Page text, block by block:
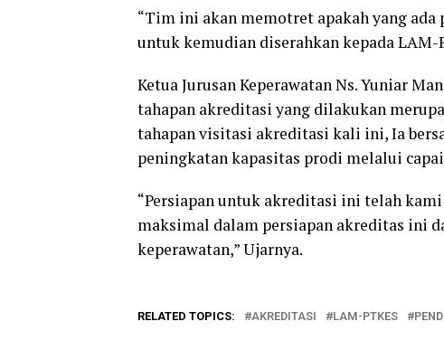
“Tim ini akan memotret apakah yang
untuk kemudian diserahkan kepada
Ketua Jurusan Keperawatan Ns. Yuniar
tahapan akreditasi yang dilakukan
tahapan visitasi akreditasi kali ini, Ia
peningkatan kapasitas prodi melalui
“Persiapan untuk akreditasi ini telah
maksimal dalam persiapan akreditas ini
keperawatan,” Ujarnya.
RELATED TOPICS: AKREDITASI LAM-PTKES